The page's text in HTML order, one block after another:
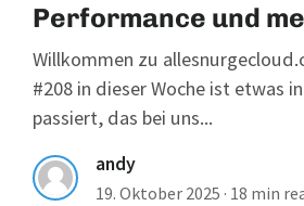
Performance und
Willkommen zu
#208 in dieser Woche ist etwas
passiert, das bei uns...
andy
19. Oktober 2025 · 18 min